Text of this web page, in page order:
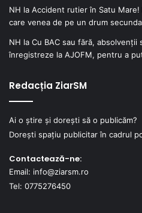
NH la Accident rutier în Satu
care venea de pe un drum
NH la Cu BAC sau fără, absolvenții
înregistreze la AJOFM, pentru a
Redacția ZiarSM
Ai o știre și dorești să o publicăm?
Dorești spațiu publicitar în cadrul
Contactează-ne:
Email: info@ziarsm.ro
Tel: 0775276450